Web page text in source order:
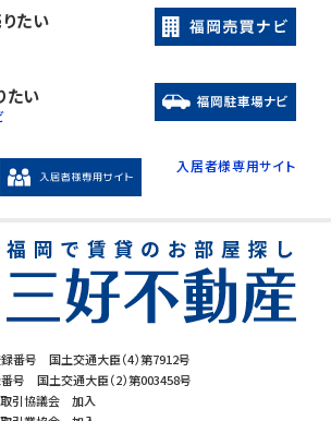
番号 国土交通大臣（4）第7912号
号 国土交通大臣（2）第003458号
取引協議会 加入
たい
たい
入居者様専用サイト